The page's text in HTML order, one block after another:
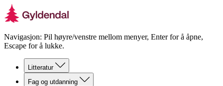
Navigasjon: Pil høyre/venstre mellom menyer, Enter for å åpne,
Escape for å lukke.
Litteratur
Fag og utdanning